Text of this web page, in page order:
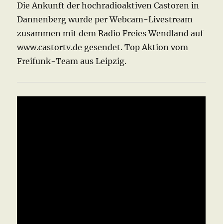
Die Ankunft der hochradioaktiven Castoren in
Dannenberg wurde per Webcam-Livestream
zusammen mit dem Radio Freies Wendland auf
www.castortv.de gesendet. Top Aktion vom
Freifunk-Team aus Leipzig.